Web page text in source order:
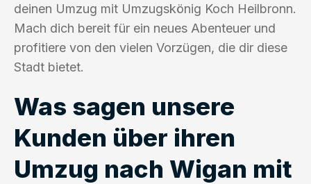
deinen Umzug mit Umzugskönig Koch Heilbronn.
Mach dich bereit für ein neues Abenteuer und
profitiere von den vielen Vorzügen, die dir diese
Stadt bietet.
Was sagen unsere
Kunden über ihren
Umzug nach Wigan mit